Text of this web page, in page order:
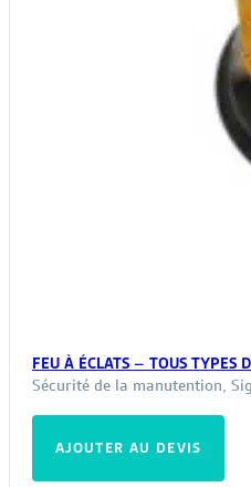
FEU À ÉCLATS – TOUS TYPES
Sécurité de la manutention,
AJOUTER AU DEVIS